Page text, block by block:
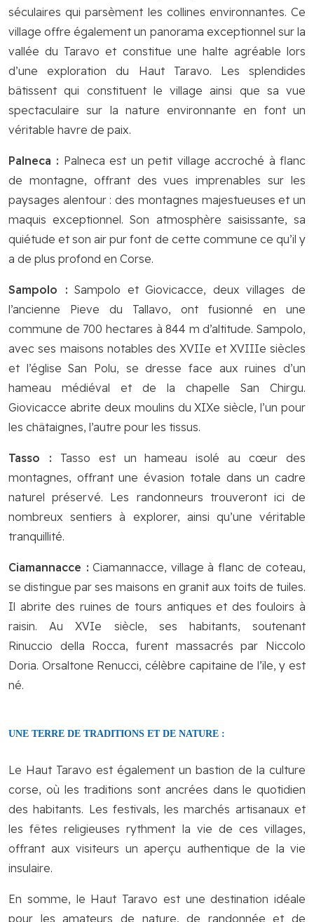
séculaires qui parsèment les collines environnantes. Ce
village offre également un panorama exceptionnel sur la
vallée du Taravo et constitue une halte agréable lors
d’une exploration du Haut Taravo. Les splendides
bâtissent qui constituent le village ainsi que sa vue
spectaculaire sur la nature environnante en font un
véritable havre de paix.
Palneca : Palneca est un petit village accroché à flanc
de montagne, offrant des vues imprenables sur les
paysages alentour : des montagnes majestueuses et un
maquis exceptionnel. Son atmosphère saisissante, sa
quiétude et son air pur font de cette commune ce qu’il y
a de plus profond en Corse.
Sampolo : Sampolo et Giovicacce, deux villages de
l’ancienne Pieve du Tallavo, ont fusionné en une
commune de 700 hectares à 844 m d’altitude. Sampolo,
avec ses maisons notables des XVIIe et XVIIIe siècles
et l’église San Polu, se dresse face aux ruines d’un
hameau médiéval et de la chapelle San Chirgu.
Giovicacce abrite deux moulins du XIXe siècle, l’un pour
les châtaignes, l’autre pour les tissus.
Tasso : Tasso est un hameau isolé au cœur des
montagnes, offrant une évasion totale dans un cadre
naturel préservé. Les randonneurs trouveront ici de
nombreux sentiers à explorer, ainsi qu’une véritable
tranquillité.
Ciamannacce : Ciamannacce, village à flanc de coteau,
se distingue par ses maisons en granit aux toits de tuiles.
Il abrite des ruines de tours antiques et des fouloirs à
raisin. Au XVIe siècle, ses habitants, soutenant
Rinuccio della Rocca, furent massacrés par Niccolo
Doria. Orsaltone Renucci, célèbre capitaine de l’île, y est
né.
UNE TERRE DE TRADITIONS ET DE NATURE :
Le Haut Taravo est également un bastion de la culture
corse, où les traditions sont ancrées dans le quotidien
des habitants. Les festivals, les marchés artisanaux et
les fêtes religieuses rythment la vie de ces villages,
offrant aux visiteurs un aperçu authentique de la vie
insulaire.
En somme, le Haut Taravo est une destination idéale
pour les amateurs de nature, de randonnée et de